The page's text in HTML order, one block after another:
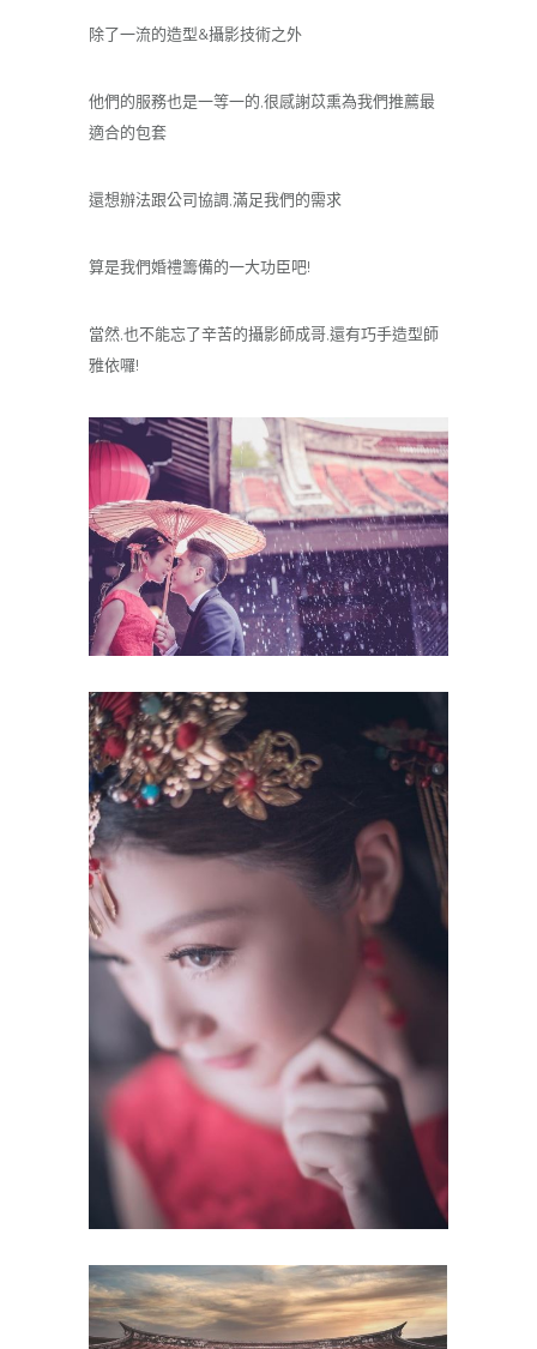
除了一流的造型&攝影技術之外
他們的服務也是一等一的,很感謝苡熏為我們推薦最
適合的包套
還想辦法跟公司協調,滿足我們的需求
算是我們婚禮籌備的一大功臣吧!
當然,也不能忘了辛苦的攝影師成哥,還有巧手造型師
雅依囉!